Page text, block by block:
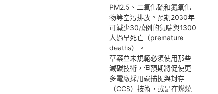
PM2.5、二氧化硫和氮氧化
物等空污排放。預期2030年
可減少30萬例的氣喘與1300
人過早死亡（premature
deaths）。
草案並未規範必須使用那些
減碳技術，但預期將促使更
多電廠採用碳捕捉與封存
（CCS）技術，或是在燃燒